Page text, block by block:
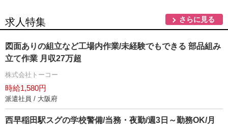
求人特集 さらに見る
図面ありの組立など工場内作業/未経験でもできる 部品組み
立て作業 月収27万超
株式会社トーコー
時給1,580円
派遣社員 / 大阪府
西早稲田駅スグの学校警備/当務・夜勤/週3日～勤務OK/月